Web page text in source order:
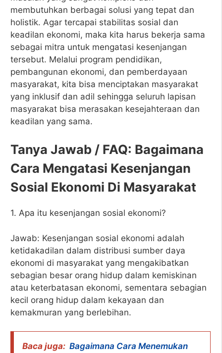
membutuhkan berbagai solusi yang tepat dan
holistik. Agar tercapai stabilitas sosial dan
keadilan ekonomi, maka kita harus bekerja sama
sebagai mitra untuk mengatasi kesenjangan
tersebut. Melalui program pendidikan,
pembangunan ekonomi, dan pemberdayaan
masyarakat, kita bisa menciptakan masyarakat
yang inklusif dan adil sehingga seluruh lapisan
masyarakat bisa merasakan kesejahteraan dan
keadilan yang sama.
Tanya Jawab / FAQ: Bagaimana
Cara Mengatasi Kesenjangan
Sosial Ekonomi Di Masyarakat
1. Apa itu kesenjangan sosial ekonomi?
Jawab: Kesenjangan sosial ekonomi adalah
ketidakadilan dalam distribusi sumber daya
ekonomi di masyarakat yang mengakibatkan
sebagian besar orang hidup dalam kemiskinan
atau keterbatasan ekonomi, sementara sebagian
kecil orang hidup dalam kekayaan dan
kemakmuran yang berlebihan.
Baca juga: Bagaimana Cara Menemukan